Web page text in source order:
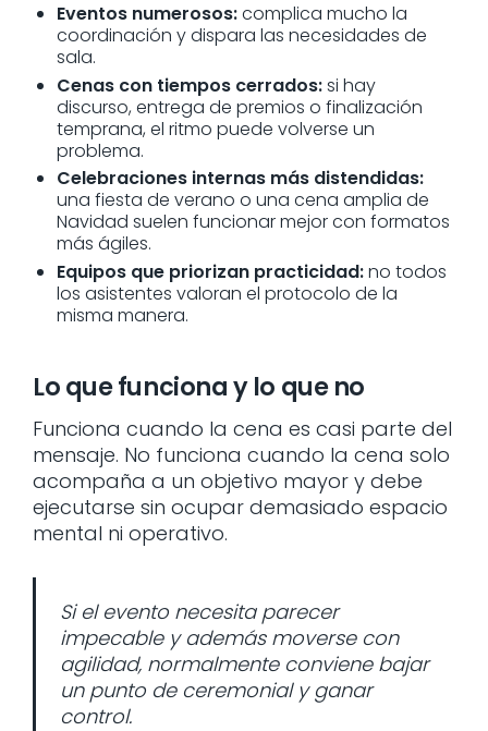
Eventos numerosos:complica mucho la
coordinación y dispara las necesidades de
sala.
Cenas con tiempos cerrados:si hay
discurso, entrega de premios o finalización
temprana, el ritmo puede volverse un
problema.
Celebraciones internas más distendidas:
una fiesta de verano o una cena amplia de
Navidad suelen funcionar mejor con formatos
más ágiles.
Equipos que priorizan practicidad:no todos
los asistentes valoran el protocolo de la
misma manera.
Lo que funciona y lo que no
Funciona cuando la cena es casi parte del
mensaje. No funciona cuando la cena solo
acompaña a un objetivo mayor y debe
ejecutarse sin ocupar demasiado espacio
mental ni operativo.
Si el evento necesita parecer
impecable y además moverse con
agilidad, normalmente conviene bajar
un punto de ceremonial y ganar
control.